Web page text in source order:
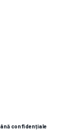
confidențiale